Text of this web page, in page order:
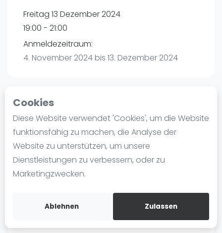
Cookies
Diese Website verwendet 'Cookies', um die Website
funktionsfähig zu machen, die Analyse der
Website zu unterstützen, um unsere
Dienstleistungen zu verbessern, oder zu
Marketingzwecken.
Ablehnen Zulassen
Ranking
Männer
Frauen
Blog
Die Geschichte von Padel
Regeln und Punktzählung
Padel Schläge
Video
Freitag 13 Dezember 2024
19:00 - 21:00
Anmeldezeitraum:
4. November 2024 bis 13. Dezember 2024
Playtomic
Padelon Karlsruhe | Eggenstein-
Leopoldshafen
Am Hardtwald 3
76344Eggenstein-Leopoldshafen
playtomic.io